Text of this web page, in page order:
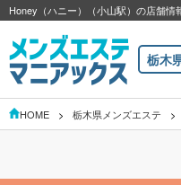
Honey（ハニー）（小山駅）の店舗情
栃木
HOME 栃木県メンズエステ